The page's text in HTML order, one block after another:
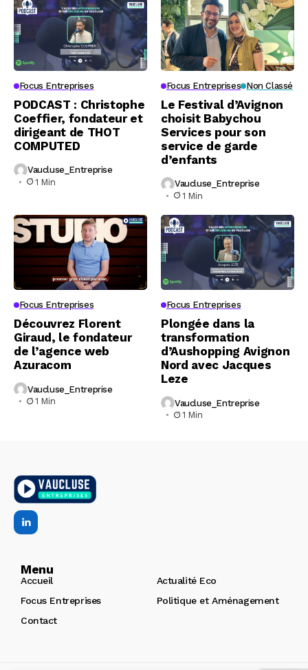
Focus Entreprises
PODCAST : Christophe
Coeffier, fondateur et
dirigeant de THOT
COMPUTED
Vaucluse_Entreprise
1 Min
Focus Entreprises Non Classé
Le Festival d’Avignon
choisit Babychou
Services pour son
service de garde
d’enfants
Vaucluse_Entreprise
1 Min
Focus Entreprises
Découvrez Florent
Giraud, le fondateur
de l’agence web
Azuracom
Vaucluse_Entreprise
1 Min
Focus Entreprises
Plongée dans la
transformation
d’Aushopping Avignon
Nord avec Jacques
Leze
Vaucluse_Entreprise
1 Min
Menu
Accueil
Actualité Eco
Focus Entreprises
Politique et Aménagement
Contact